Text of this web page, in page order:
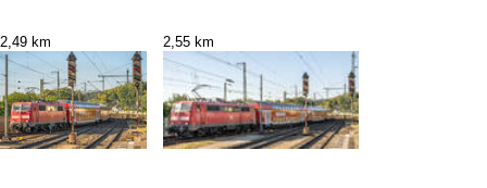
2,49 km 2,55 km